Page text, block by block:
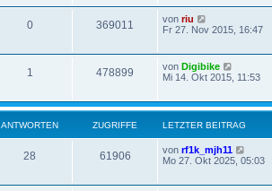
0 369011 von riu
Fr 27. Nov 2015, 16:47
1 478899 von Digibike
Mi 14. Okt 2015, 11:53
ANTWORTEN ZUGRIFFE LETZTER BEITRAG
28 61906 von rf1k_mjh11
Mo 27. Okt 2025, 05:03